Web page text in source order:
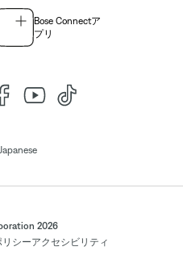
Bose Connectア
プリ
2026
シーアクセシビリティ